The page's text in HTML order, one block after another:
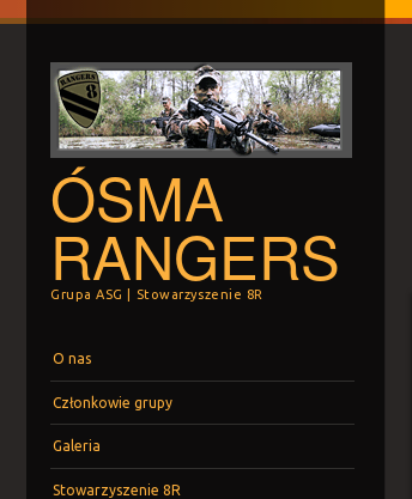
ÓSMA
RANGERS
Grupa ASG | Stowarzyszenie 8R
O nas
Członkowie grupy
Galeria
Stowarzyszenie 8R